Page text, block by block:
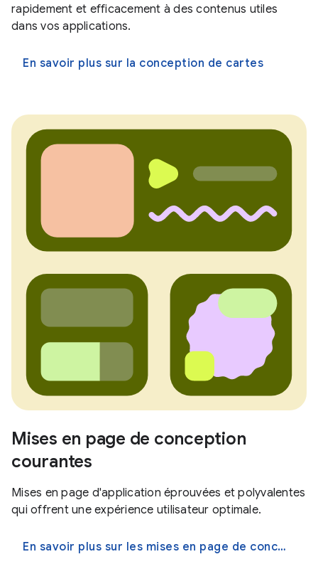
rapidement et efficacement à des contenus utiles
dans vos applications.
En savoir plus sur la conception de cartes
Mises en page de conception
courantes
Mises en page d'application éprouvées et polyvalentes
qui offrent une expérience utilisateur optimale.
En savoir plus sur les mises en page de conception courantes